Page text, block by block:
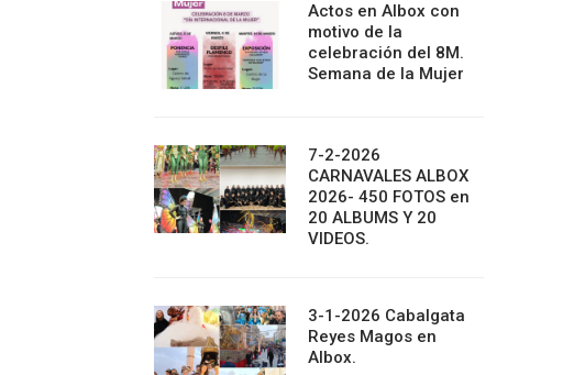
Actos en Albox con
motivo de la
celebración del 8M.
Semana de la Mujer
7-2-2026
CARNAVALES ALBOX
2026- 450 FOTOS en
20 ALBUMS Y 20
VIDEOS.
3-1-2026 Cabalgata
Reyes Magos en
Albox.